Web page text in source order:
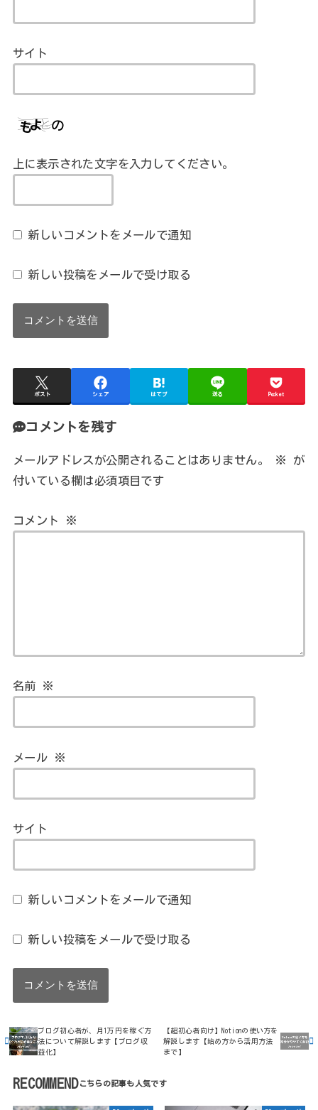
サイト
上に表示された文字を入力してください。
新しいコメントをメールで通知
新しい投稿をメールで受け取る
ポスト シェア はてブ 送る Pocket
コメントを残す
メールアドレスが公開されることはありません。 ※
が
付いている欄は必須項目です
コメント ※
名前 ※
メール ※
サイト
新しいコメントをメールで通知
新しい投稿をメールで受け取る
ブログ初心者が、月1万円を稼ぐ方
法について解説します【ブログ収
益化】
【超初心者向け】Notionの使い方を
解説します【始め方から活用方法
まで】
RECOMMEND